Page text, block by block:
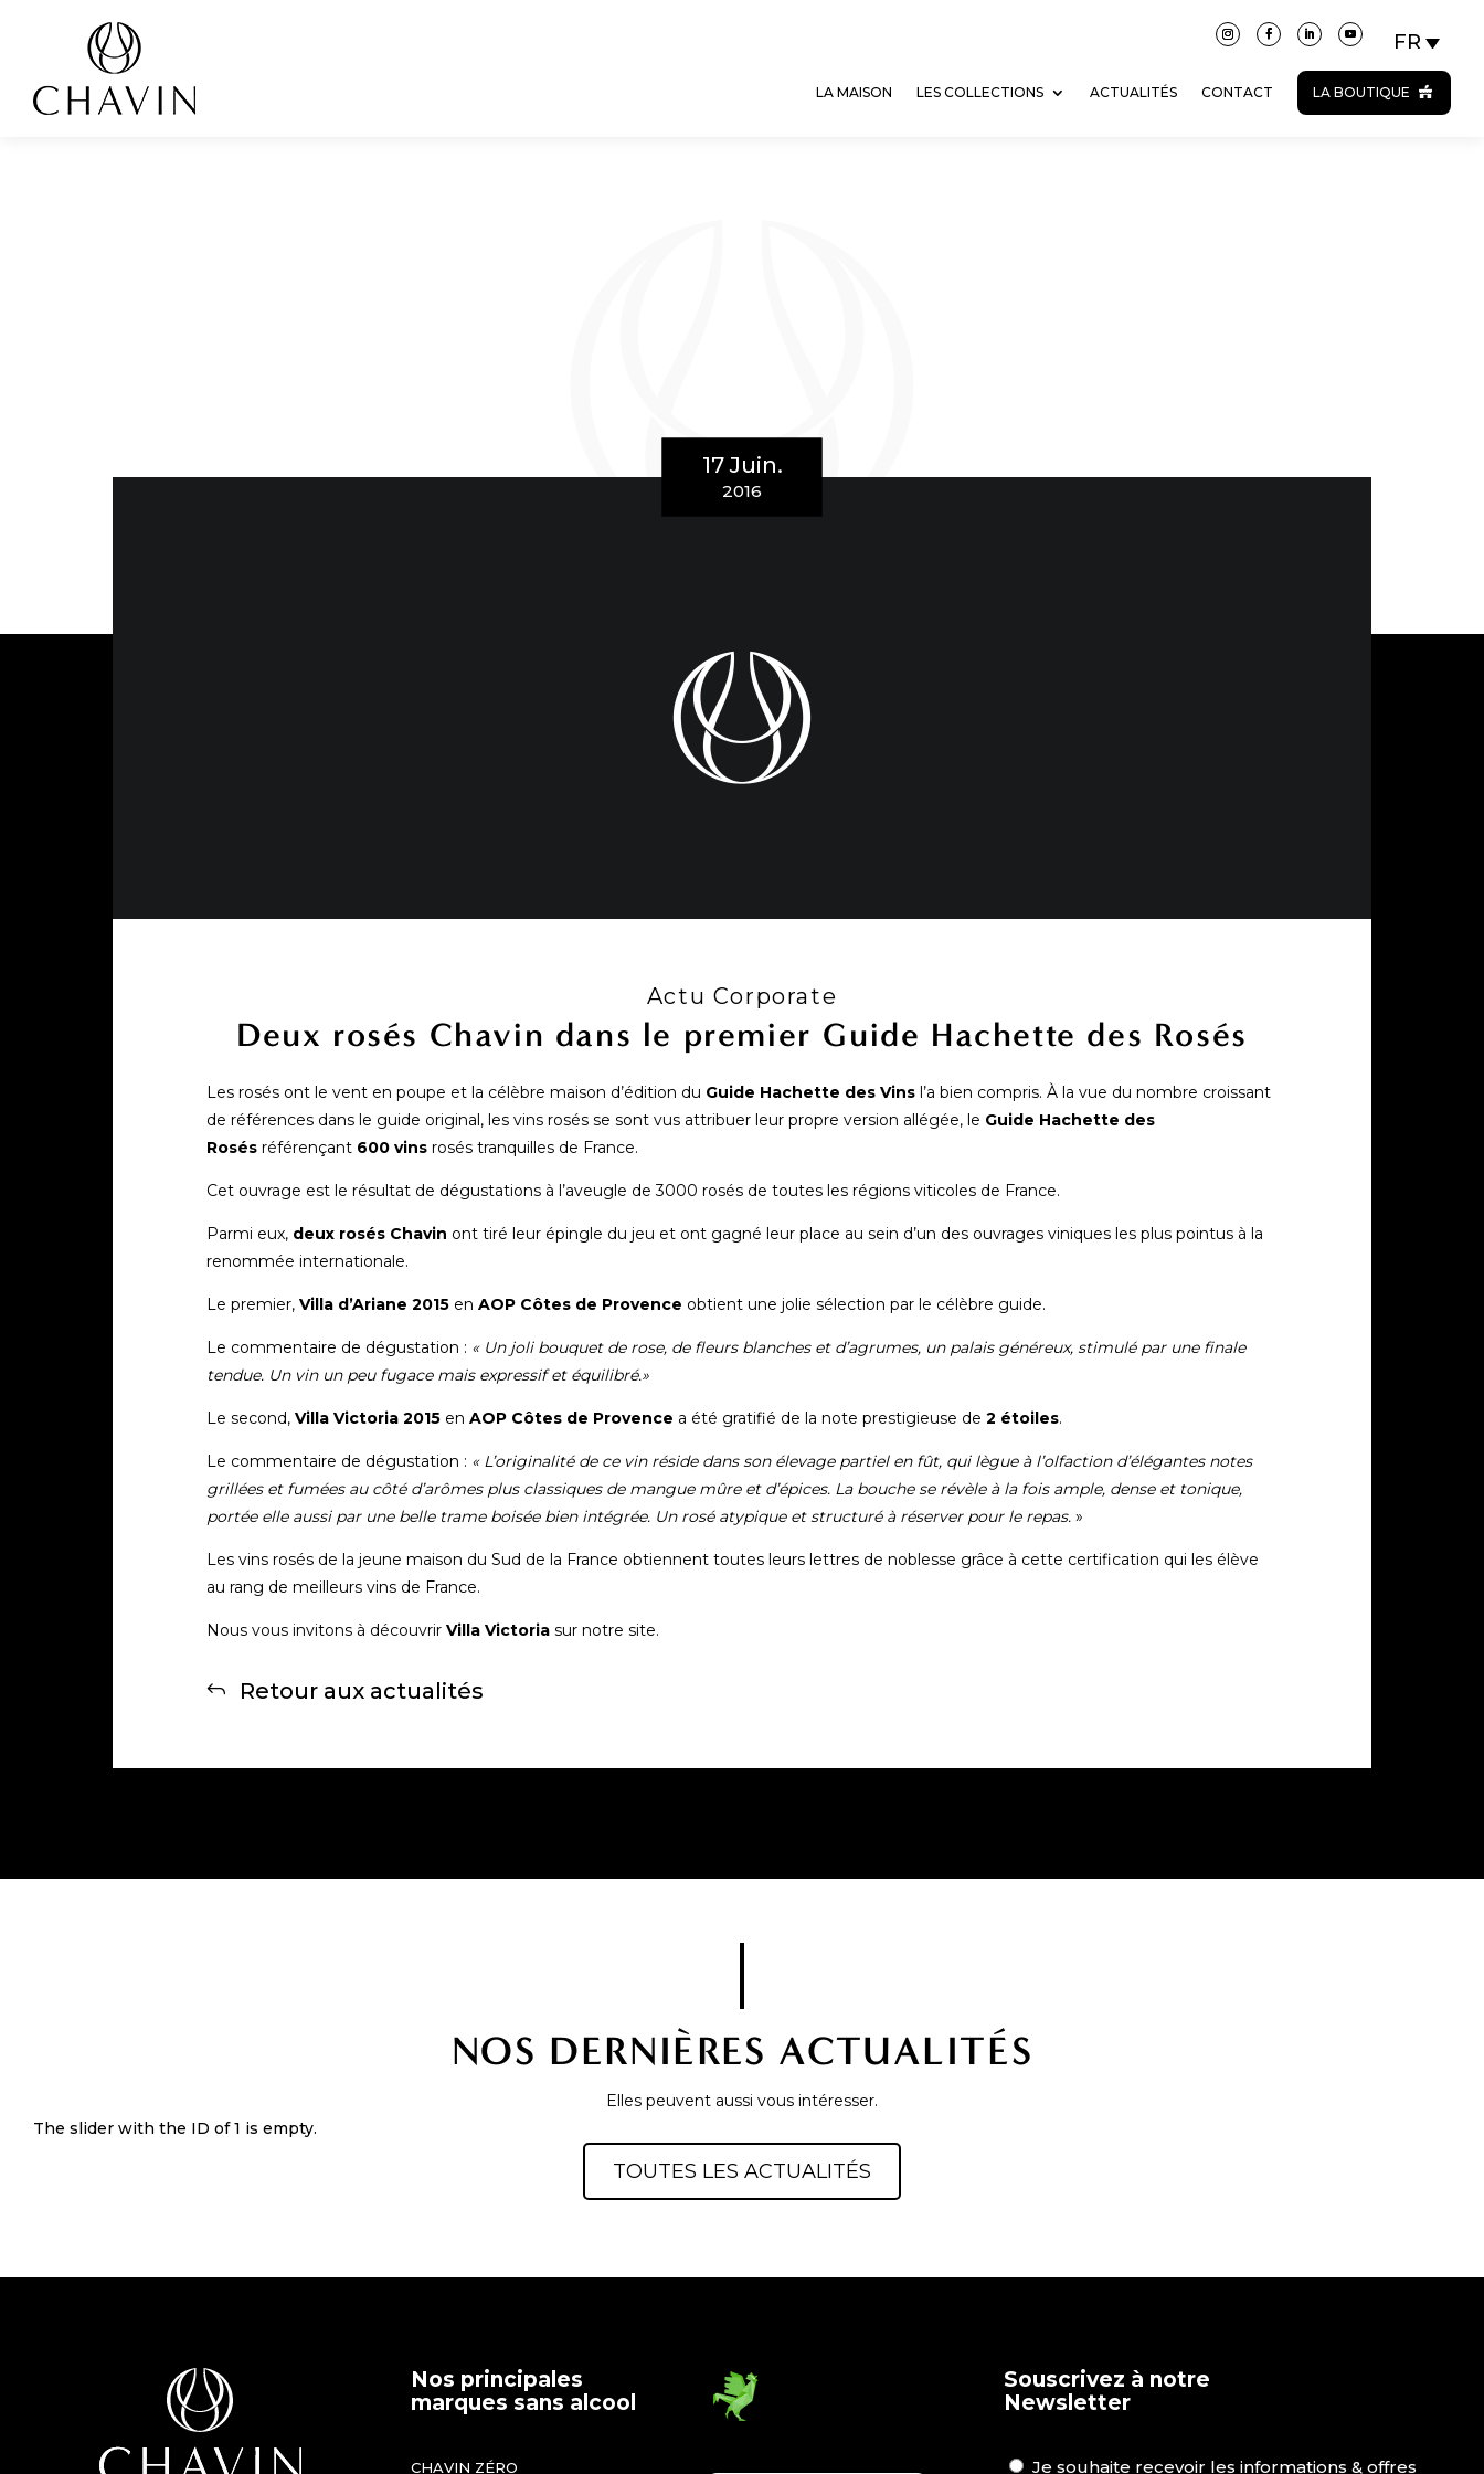
LA MAISON LES COLLECTIONS ACTUALITÉS CONTACT LA BOUTIQUE
17 Juin.
2016
Actu Corporate
Deux rosés Chavin dans le premier Guide Hachette des Rosés
Les rosés ont le vent en poupe et la célèbre maison d’édition du Guide Hachette des Vins l’a bien compris. À la vue du nombre croissant
de références dans le guide original, les vins rosés se sont vus attribuer leur propre version allégée, le Guide Hachette des
Rosés référençant 600 vins rosés tranquilles de France.
Cet ouvrage est le résultat de dégustations à l’aveugle de 3000 rosés de toutes les régions viticoles de France.
Parmi eux, deux rosés Chavin ont tiré leur épingle du jeu et ont gagné leur place au sein d’un des ouvrages viniques les plus pointus à la
renommée internationale.
Le premier, Villa d’Ariane 2015 en AOP Côtes de Provence obtient une jolie sélection par le célèbre guide.
Le commentaire de dégustation : « Un joli bouquet de rose, de fleurs blanches et d’agrumes, un palais généreux, stimulé par une finale
tendue. Un vin un peu fugace mais expressif et équilibré.»
Le second, Villa Victoria 2015 en AOP Côtes de Provence a été gratifié de la note prestigieuse de 2 étoiles.
Le commentaire de dégustation : « L’originalité de ce vin réside dans son élevage partiel en fût, qui lègue à l’olfaction d’élégantes notes
grillées et fumées au côté d’arômes plus classiques de mangue mûre et d’épices. La bouche se révèle à la fois ample, dense et tonique,
portée elle aussi par une belle trame boisée bien intégrée. Un rosé atypique et structuré à réserver pour le repas. »
Les vins rosés de la jeune maison du Sud de la France obtiennent toutes leurs lettres de noblesse grâce à cette certification qui les élève
au rang de meilleurs vins de France.
Nous vous invitons à découvrir Villa Victoria sur notre site.
Retour aux actualités
NOS DERNIÈRES ACTUALITÉS
Elles peuvent aussi vous intéresser.
The slider with the ID of 1 is empty.
TOUTES LES ACTUALITÉS
Nos principales
marques sans alcool
CHAVIN ZÉRO
Souscrivez à notre
Newsletter
Je souhaite recevoir les informations & offres